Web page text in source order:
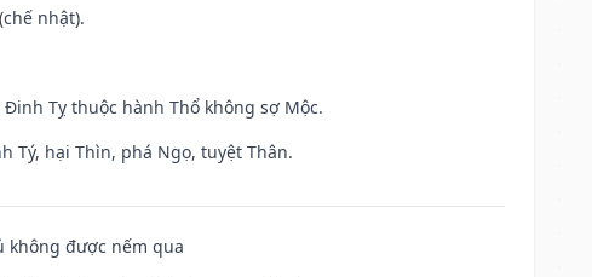
nhật).
Tỵ thuộc hành Thổ không sợ Mộc.
Tý, hại Thìn, phá Ngọ, tuyệt Thân.
không được nếm qua